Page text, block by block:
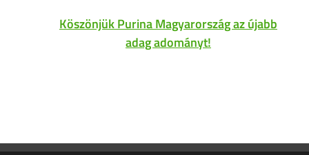
Köszönjük Purina Magyarország az újabb
adag adományt!